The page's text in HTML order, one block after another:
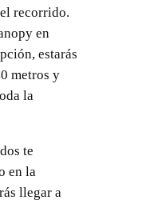
recorrido.
en
estarás
metros y
la
te
en la
llegar a